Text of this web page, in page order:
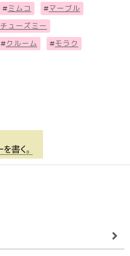
# ミムコ #マーブル
チューズミー
#クルーム #モラク